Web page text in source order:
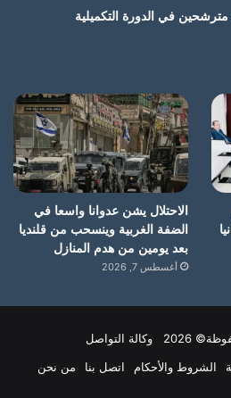
مترشحين في الدورة التكميلية
الاحتلال يشن عدوانا واسعا في
الضفة الغربية وينسحب من قلنديا
بعد يومين من هدم المنازل
أغسطس 7, 2026
التواصل
الشروط والأحكام اتصل بنا من نحن